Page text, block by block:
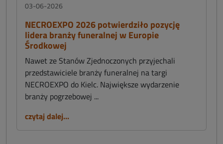
03-06-2026
NECROEXPO 2026 potwierdziło pozycję
lidera branży funeralnej w Europie
Środkowej
Nawet ze Stanów Zjednoczonych przyjechali
przedstawiciele branży funeralnej na targi
NECROEXPO do Kielc. Największe wydarzenie
branży pogrzebowej ...
czytaj dalej...